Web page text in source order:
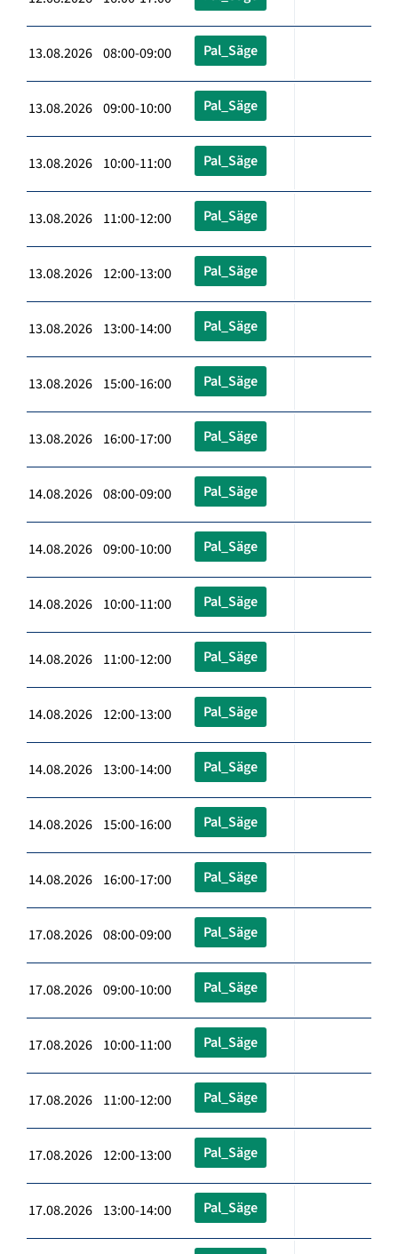
13.08.2026 08:00-09:00 Pal_Säge
13.08.2026 09:00-10:00 Pal_Säge
13.08.2026 10:00-11:00 Pal_Säge
13.08.2026 11:00-12:00 Pal_Säge
13.08.2026 12:00-13:00 Pal_Säge
13.08.2026 13:00-14:00 Pal_Säge
13.08.2026 15:00-16:00 Pal_Säge
13.08.2026 16:00-17:00 Pal_Säge
14.08.2026 08:00-09:00 Pal_Säge
14.08.2026 09:00-10:00 Pal_Säge
14.08.2026 10:00-11:00 Pal_Säge
14.08.2026 11:00-12:00 Pal_Säge
14.08.2026 12:00-13:00 Pal_Säge
14.08.2026 13:00-14:00 Pal_Säge
14.08.2026 15:00-16:00 Pal_Säge
14.08.2026 16:00-17:00 Pal_Säge
17.08.2026 08:00-09:00 Pal_Säge
17.08.2026 09:00-10:00 Pal_Säge
17.08.2026 10:00-11:00 Pal_Säge
17.08.2026 11:00-12:00 Pal_Säge
17.08.2026 12:00-13:00 Pal_Säge
17.08.2026 13:00-14:00 Pal_Säge